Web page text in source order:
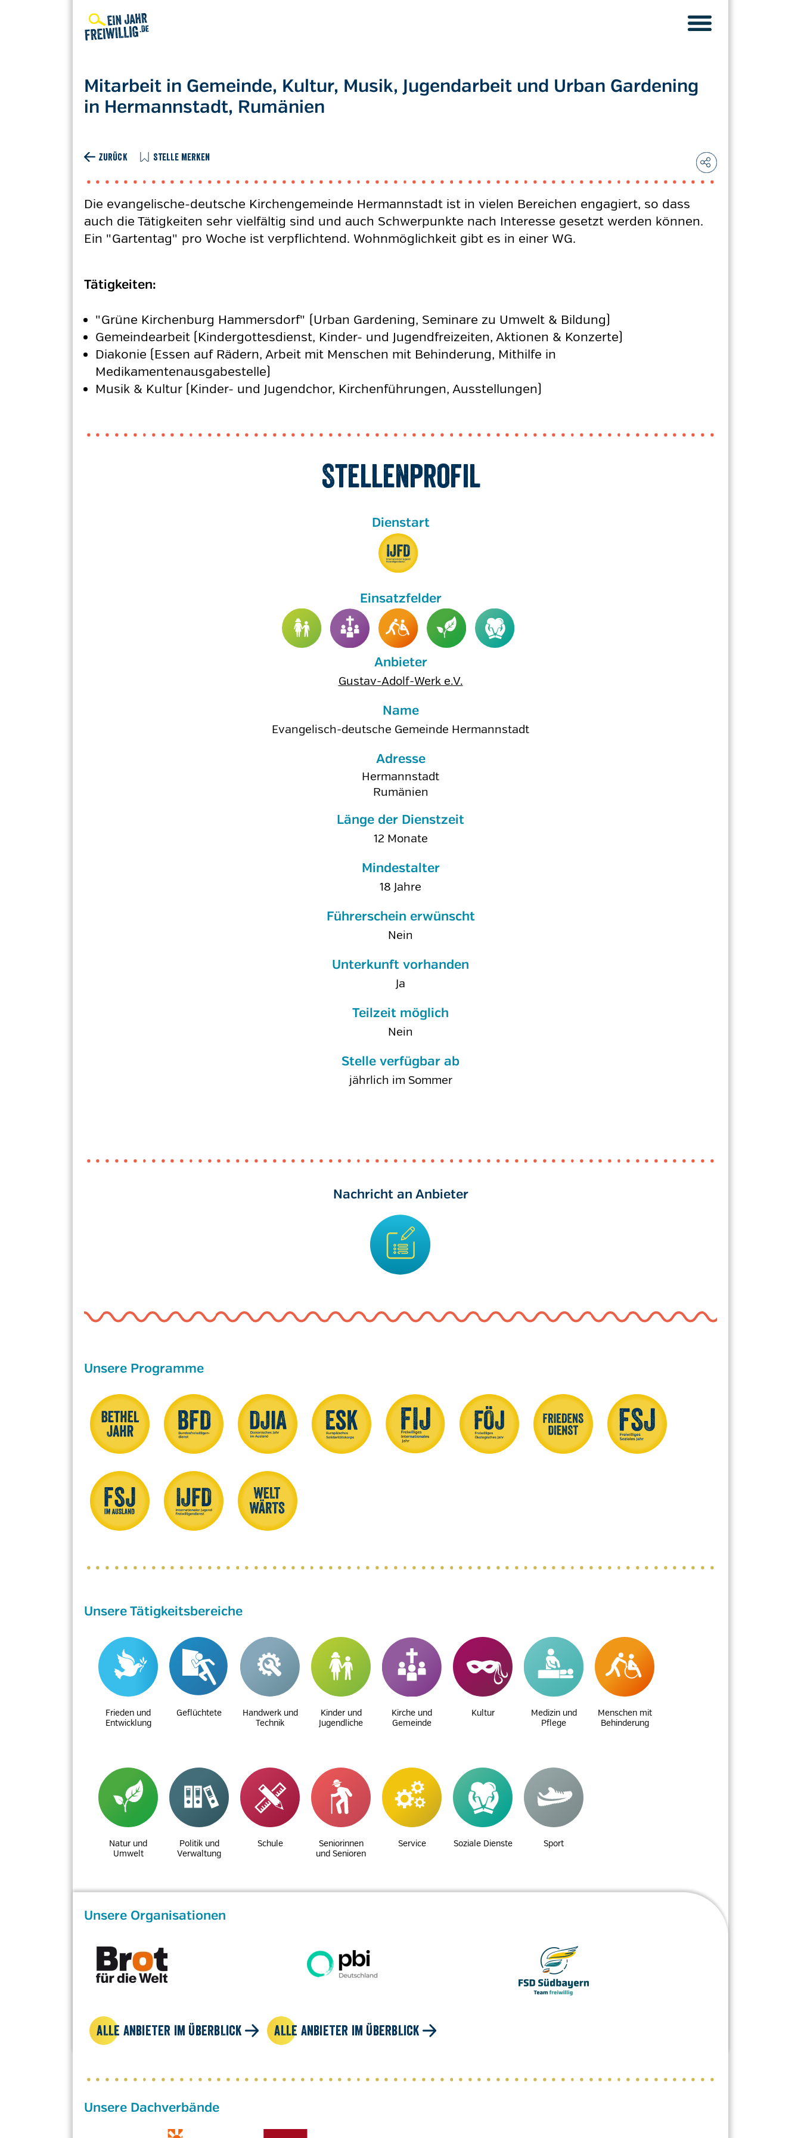
Mitarbeit in Gemeinde, Kultur, Musik, Jugendarbeit und Urban Gardening
in Hermannstadt, Rumänien
ZURÜCK STELLE MERKEN
Die evangelische-deutsche Kirchengemeinde Hermannstadt ist in vielen Bereichen engagiert, so dass
auch die Tätigkeiten sehr vielfältig sind und auch Schwerpunkte nach Interesse gesetzt werden können.
Ein "Gartentag" pro Woche ist verpflichtend. Wohnmöglichkeit gibt es in einer WG.
Tätigkeiten:
"Grüne Kirchenburg Hammersdorf" (Urban Gardening, Seminare zu Umwelt & Bildung)
Gemeindearbeit (Kindergottesdienst, Kinder- und Jugendfreizeiten, Aktionen & Konzerte)
Diakonie (Essen auf Rädern, Arbeit mit Menschen mit Behinderung, Mithilfe in
Medikamentenausgabestelle)
Musik & Kultur (Kinder- und Jugendchor, Kirchenführungen, Ausstellungen)
Stellenprofil
Anbieter
Gustav-Adolf-Werk e.V.
Name
Evangelisch-deutsche Gemeinde Hermannstadt
Adresse
Hermannstadt
Rumänien
Länge der Dienstzeit
12 Monate
Mindestalter
18 Jahre
Führerschein erwünscht
Nein
Unterkunft vorhanden
Ja
Teilzeit möglich
Nein
Stelle verfügbar ab
jährlich im Sommer
Nachricht an Anbieter
Unsere Programme
Unsere Tätigkeitsbereiche
Frieden und
Entwicklung
Geflüchtete
Handwerk und
Technik
Kinder und
Jugendliche
Kirche und
Gemeinde
Kultur
Medizin und
Pflege
Menschen mit
Behinderung
Natur und
Umwelt
Politik und
Verwaltung
Schule
Seniorinnen
und Senioren
Service Soziale Dienste Sport
Unsere Organisationen
ALLE ANBIETER IM ÜBERBLICK ALLE ANBIETER IM ÜBERBLICK